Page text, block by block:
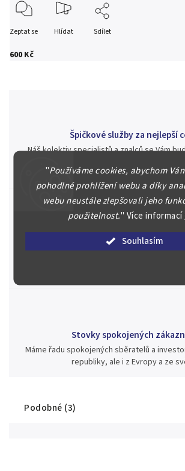
"Používáme cookies, abychom
pohodlné prohlížení webu a díky
webu neustále zlepšovali jeho
použitelnost." Více informací
Souhlasím
600 Kč
Zeptat se Hlídat Sdílet
Špičkové služby za nejlepší
Náš kolektiv specialistů a znalců se Vám
aukci nebo Vám poradíme kam
Jsme zde pro Vás nepřetržitě již
Během té doby jsme v našich aukcích prodali
jednotlivé kusy unikátních mincí, bankovek,
Stovky spokojených
Máme řadu spokojených sběratelů a
republiky, ale i z Evropy a ze
Podobné (3)